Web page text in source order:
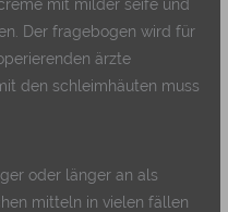
mit milder seife und
Der fragebogen wird für
ärzte
den schleimhäuten muss
oder länger an als
mitteln in vielen fällen